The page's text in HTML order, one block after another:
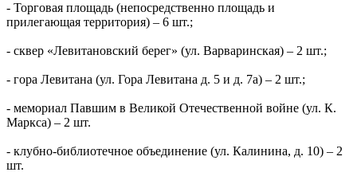
- Торговая площадь (непосредственно площадь и
прилегающая территория) – 6 шт.;
- сквер «Левитановский берег» (ул. Варваринская) – 2 шт.;
- гора Левитана (ул. Гора Левитана д. 5 и д. 7а) – 2 шт.;
- мемориал Павшим в Великой Отечественной войне (ул. К.
Маркса) – 2 шт.
- клубно-библиотечное объединение (ул. Калинина, д. 10) – 2
шт.